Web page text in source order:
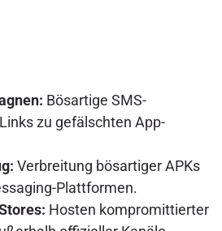
Bösartige SMS-
zu gefälschten App-
Verbreitung bösartiger APKs
Plattformen.
Hosten kompromittierter